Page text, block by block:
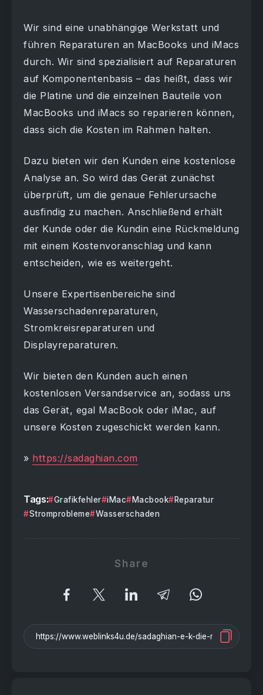
Wir sind eine unabhängige Werkstatt und
führen Reparaturen an MacBooks und iMacs
durch. Wir sind spezialisiert auf Reparaturen
auf Komponentenbasis – das heißt, dass wir
die Platine und die einzelnen Bauteile von
MacBooks und iMacs so reparieren können,
dass sich die Kosten im Rahmen halten.
Dazu bieten wir den Kunden eine kostenlose
Analyse an. So wird das Gerät zunächst
überprüft, um die genaue Fehlerursache
ausfindig zu machen. Anschließend erhält
der Kunde oder die Kundin eine Rückmeldung
mit einem Kostenvoranschlag und kann
entscheiden, wie es weitergeht.
Unsere Expertisenbereiche sind
Wasserschadenreparaturen,
Stromkreisreparaturen und
Displayreparaturen.
Wir bieten den Kunden auch einen
kostenlosen Versandservice an, sodass uns
das Gerät, egal MacBook oder iMac, auf
unsere Kosten zugeschickt werden kann.
» https://sadaghian.com
Tags: Grafikfehler iMac Macbook
Reparatur
Stromprobleme
Wasserschaden
Share